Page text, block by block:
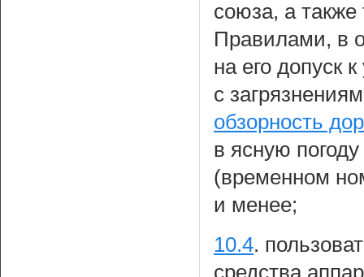
союза, а
Правилами, в
на его допуск
с
обзорность
в ясную
(временном
и менее;
10.4.
средства